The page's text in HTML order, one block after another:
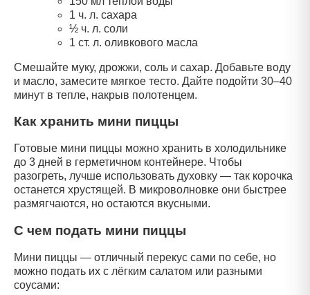
1 ч. л. сахара
½ ч. л. соли
1 ст. л. оливкового масла
Смешайте муку, дрожжи, соль и сахар. Добавьте воду
и масло, замесите мягкое тесто. Дайте подойти 30–40
минут в тепле, накрыв полотенцем.
Как хранить мини пиццы
Готовые мини пиццы можно хранить в холодильнике
до 3 дней в герметичном контейнере. Чтобы
разогреть, лучше использовать духовку — так корочка
останется хрустящей. В микроволновке они быстрее
размягчаются, но остаются вкусными.
С чем подать мини пиццы
Мини пиццы — отличный перекус сами по себе, но
можно подать их с лёгким салатом или разными
соусами: